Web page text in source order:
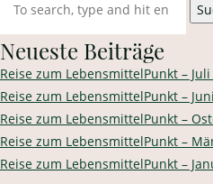
Neueste Beiträge
Reise zum LebensmittelPunkt –
Reise zum LebensmittelPunkt –
Reise zum LebensmittelPunkt –
Reise zum LebensmittelPunkt –
Reise zum LebensmittelPunkt –